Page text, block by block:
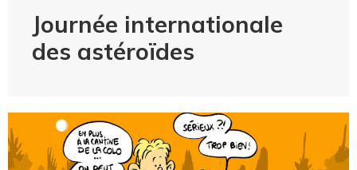
Journée internationale
des astéroïdes